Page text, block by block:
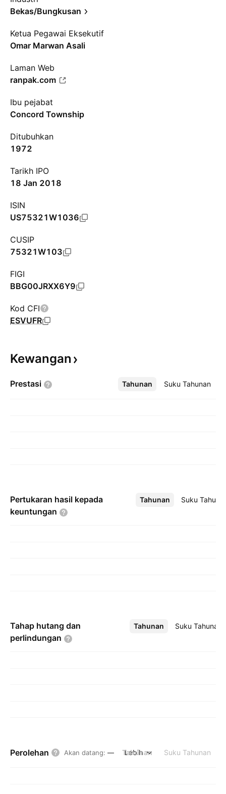
Bekas/Bungkusan
Ketua Pegawai Eksekutif
Omar Marwan Asali
Laman Web
ranpak.com
Ibu pejabat
Concord Township
Ditubuhkan
1972
Tarikh IPO
18 Jan 2018
ISIN
US75321W1036
CUSIP
75321W103
FIGI
BBG00JRXX6Y9
Kod CFI
ESVUFR
Kewangan
Prestasi Tahunan Suku Tahunan
Lebih
Pertukaran hasil kepada
keuntungan
Tahunan Suku
Lebih
Tahap hutang dan
perlindungan
Tahunan Suku Tahunan
Lebih
Perolehan Akan datang: — Tahunan Suku Tahunan
Lebih